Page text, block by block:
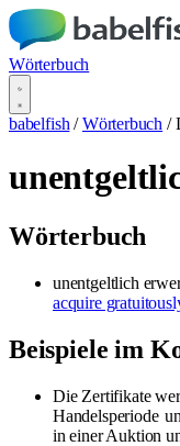
Wörterbuch
babelfish / Wörterbuch /
Wörterbuch
unentgeltlich
acquire
Beispiele im
Die Zertifikate
Handelsperiode
in einer Auktion